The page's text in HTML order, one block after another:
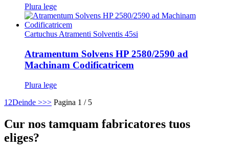
Plura lege
Cartuchus Atramenti Solventis 45si
Atramentum Solvens HP 2580/2590 ad
Machinam Codificatricem
Plura lege
1 2Deinde >>> Pagina 1 / 5
Cur nos tamquam fabricatores tuos
eliges?